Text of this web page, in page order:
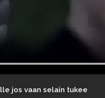
jos vaan selain tukee